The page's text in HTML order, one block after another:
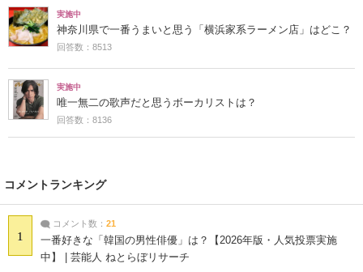
実施中
神奈川県で一番うまいと思う「横浜家系ラーメン店」はどこ？
回答数：8513
実施中
唯一無二の歌声だと思うボーカリストは？
回答数：8136
コメントランキング
1
コメント数： 21
一番好きな「韓国の男性俳優」は？【2026年版・人気投票実施
中】 | 芸能人 ねとらぼリサーチ